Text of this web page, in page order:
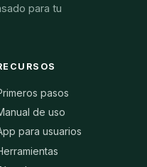
para tu
pasos
de uso
para usuarios